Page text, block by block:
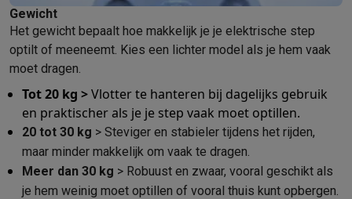
Multimedia & telefonie
Smartphones met ecochequesTablets met ecocheques
Transport
Elektrische steps met ecocheques
Eco initiatieven
Energie besparen Recycleer je oud elektro
Info & acties
Alle soldendeals Solden op groot elektro
Acties
Deals van het moment Promoties Cashbacks Solden
Daarom Krëfel Gratis levering Laagste prijsgarantie
Gewicht
Het gewicht bepaalt hoe makkelijk je je elektrische step
optilt of meeneemt. Kies een lichter model als je hem vaak
moet dragen.
Tot 20 kg >Vlotter te hanteren bij dagelijks gebruik
en praktischer als je je step vaak moet optillen.
20 tot 30 kg > Steviger en stabieler tijdens het rijden,
maar minder makkelijk om vaak te dragen.
Meer dan 30 kg > Robuust en zwaar, vooral geschikt als
je hem weinig moet optillen of vooral thuis kunt opbergen.